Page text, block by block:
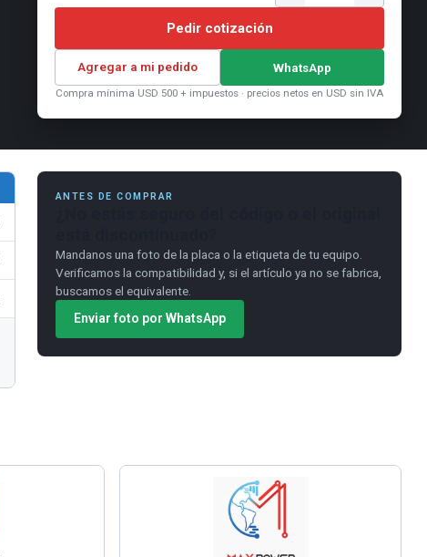
Pedir cotización
Agregar a mi pedido WhatsApp
Compra mínima USD 500 + impuestos · precios netos en USD sin IVA
ANTES DE COMPRAR
Mandanos una foto de la placa o la etiqueta de tu equipo.
Verificamos la compatibilidad y, si el artículo ya no se fabrica,
buscamos el equivalente.
Enviar foto por WhatsApp